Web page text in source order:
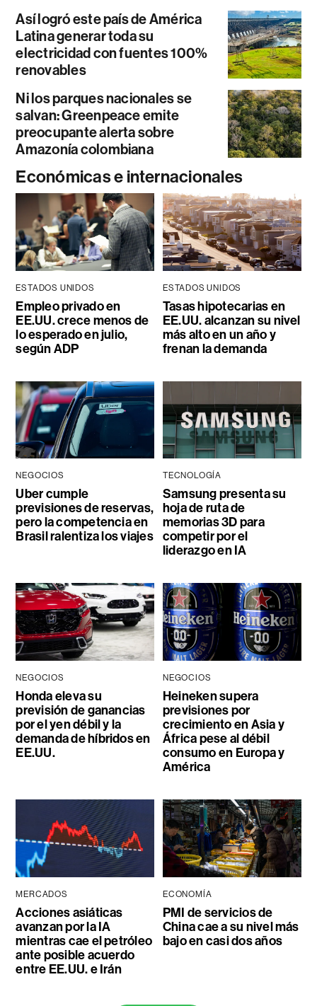
Así logró este país de América
Latina generar toda su
electricidad con fuentes 100%
renovables
Ni los parques nacionales se
salvan: Greenpeace emite
preocupante alerta sobre
Amazonía colombiana
Económicas e internacionales
ESTADOS UNIDOS
Empleo privado en
EE.UU. crece menos de
lo esperado en julio,
según ADP
ESTADOS UNIDOS
Tasas hipotecarias en
EE.UU. alcanzan su nivel
más alto en un año y
frenan la demanda
NEGOCIOS
Uber cumple
previsiones de reservas,
pero la competencia en
Brasil ralentiza los viajes
TECNOLOGÍA
Samsung presenta su
hoja de ruta de
memorias 3D para
competir por el
liderazgo en IA
NEGOCIOS
Honda eleva su
previsión de ganancias
por el yen débil y la
demanda de híbridos en
EE.UU.
NEGOCIOS
Heineken supera
previsiones por
crecimiento en Asia y
África pese al débil
consumo en Europa y
América
MERCADOS
Acciones asiáticas
avanzan por la IA
mientras cae el petróleo
ante posible acuerdo
entre EE.UU. e Irán
ECONOMÍA
PMI de servicios de
China cae a su nivel más
bajo en casi dos años